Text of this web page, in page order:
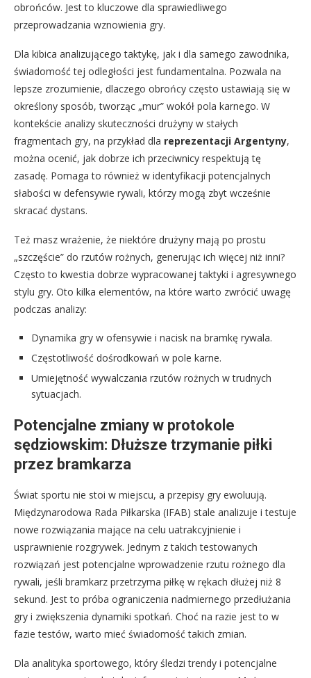
obrońców. Jest to kluczowe dla sprawiedliwego
przeprowadzania wznowienia gry.
Dla kibica analizującego taktykę, jak i dla samego zawodnika,
świadomość tej odległości jest fundamentalna. Pozwala na
lepsze zrozumienie, dlaczego obrońcy często ustawiają się w
określony sposób, tworząc „mur” wokół pola karnego. W
kontekście analizy skuteczności drużyny w stałych
fragmentach gry, na przykład dla reprezentacji Argentyny,
można ocenić, jak dobrze ich przeciwnicy respektują tę
zasadę. Pomaga to również w identyfikacji potencjalnych
słabości w defensywie rywali, którzy mogą zbyt wcześnie
skracać dystans.
Też masz wrażenie, że niektóre drużyny mają po prostu
„szczęście” do rzutów rożnych, generując ich więcej niż inni?
Często to kwestia dobrze wypracowanej taktyki i agresywnego
stylu gry. Oto kilka elementów, na które warto zwrócić uwagę
podczas analizy:
Dynamika gry w ofensywie i nacisk na bramkę rywala.
Częstotliwość dośrodkowań w pole karne.
Umiejętność wywalczania rzutów rożnych w trudnych
sytuacjach.
Potencjalne zmiany w protokole
sędziowskim: Dłuższe trzymanie piłki
przez bramkarza
Świat sportu nie stoi w miejscu, a przepisy gry ewoluują.
Międzynarodowa Rada Piłkarska (IFAB) stale analizuje i testuje
nowe rozwiązania mające na celu uatrakcyjnienie i
usprawnienie rozgrywek. Jednym z takich testowanych
rozwiązań jest potencjalne wprowadzenie rzutu rożnego dla
rywali, jeśli bramkarz przetrzyma piłkę w rękach dłużej niż 8
sekund. Jest to próba ograniczenia nadmiernego przedłużania
gry i zwiększenia dynamiki spotkań. Choć na razie jest to w
fazie testów, warto mieć świadomość takich zmian.
Dla analityka sportowego, który śledzi trendy i potencjalne